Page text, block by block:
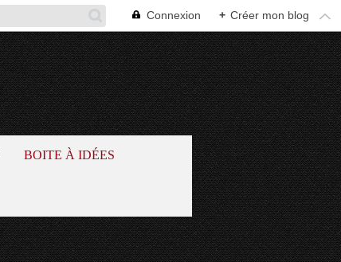
Connexion + Créer mon blog
BOITE À IDÉES